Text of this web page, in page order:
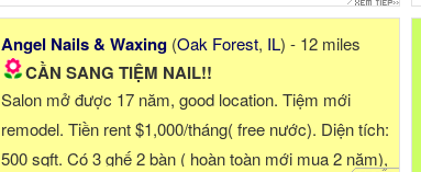
Angel Nails & Waxing (Oak Forest, IL) - 12 miles
CẦN SANG TIỆM NAIL!!
Salon mở được 17 năm, good location. Tiệm mới
remodel. Tiền rent $1,000/tháng( free nước). Diện tích:
500 sqft. Có 3 ghế 2 bàn ( hoàn toàn mới mua 2 năm),